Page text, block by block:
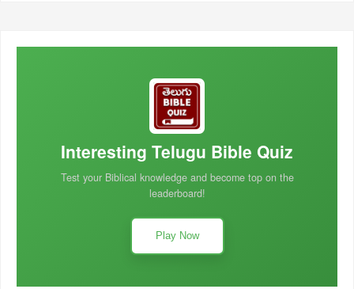
Interesting Telugu Bible Quiz
Test your Biblical knowledge and become top on the
leaderboard!
Play Now